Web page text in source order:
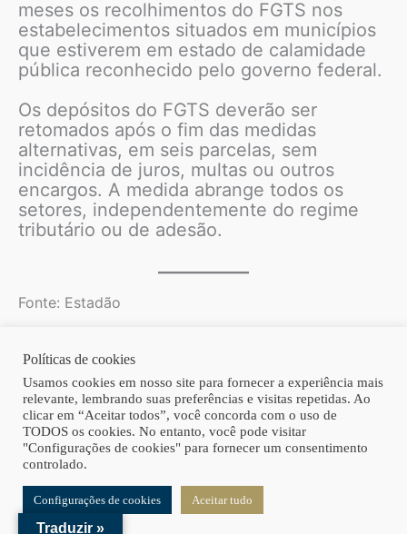
meses os recolhimentos do FGTS nos
estabelecimentos situados em municípios
que estiverem em estado de calamidade
pública reconhecido pelo governo federal.
Os depósitos do FGTS deverão ser
retomados após o fim das medidas
alternativas, em seis parcelas, sem
incidência de juros, multas ou outros
encargos. A medida abrange todos os
setores, independentemente do regime
tributário ou de adesão.
Fonte: Estadão
Copyright © 2026 | Homero Costa Advogados
Políticas de cookies
Usamos cookies em nosso site para fornecer a experiência mais
relevante, lembrando suas preferências e visitas repetidas. Ao
clicar em “Aceitar todos”, você concorda com o uso de
TODOS os cookies. No entanto, você pode visitar
"Configurações de cookies" para fornecer um consentimento
controlado.
Configurações de cookies Aceitar tudo
Traduzir »